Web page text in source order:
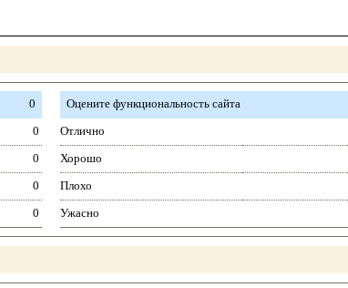
0
0
0
0
0
Оцените функциональность сайта
Отлично
Хорошо
Плохо
Ужасно